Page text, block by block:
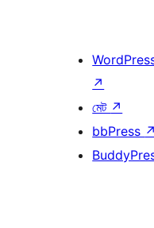
↗
মেট ↗
bbPress ↗